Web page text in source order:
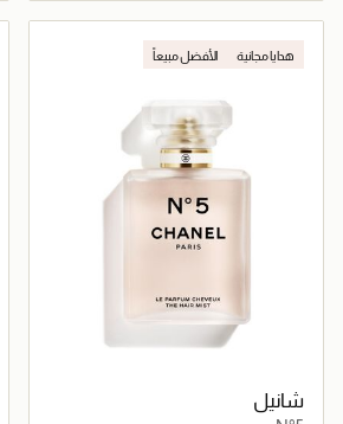
جاري تحميل التفاصيل
هدايا مجانية الأفضل مبيعاً
شانيل